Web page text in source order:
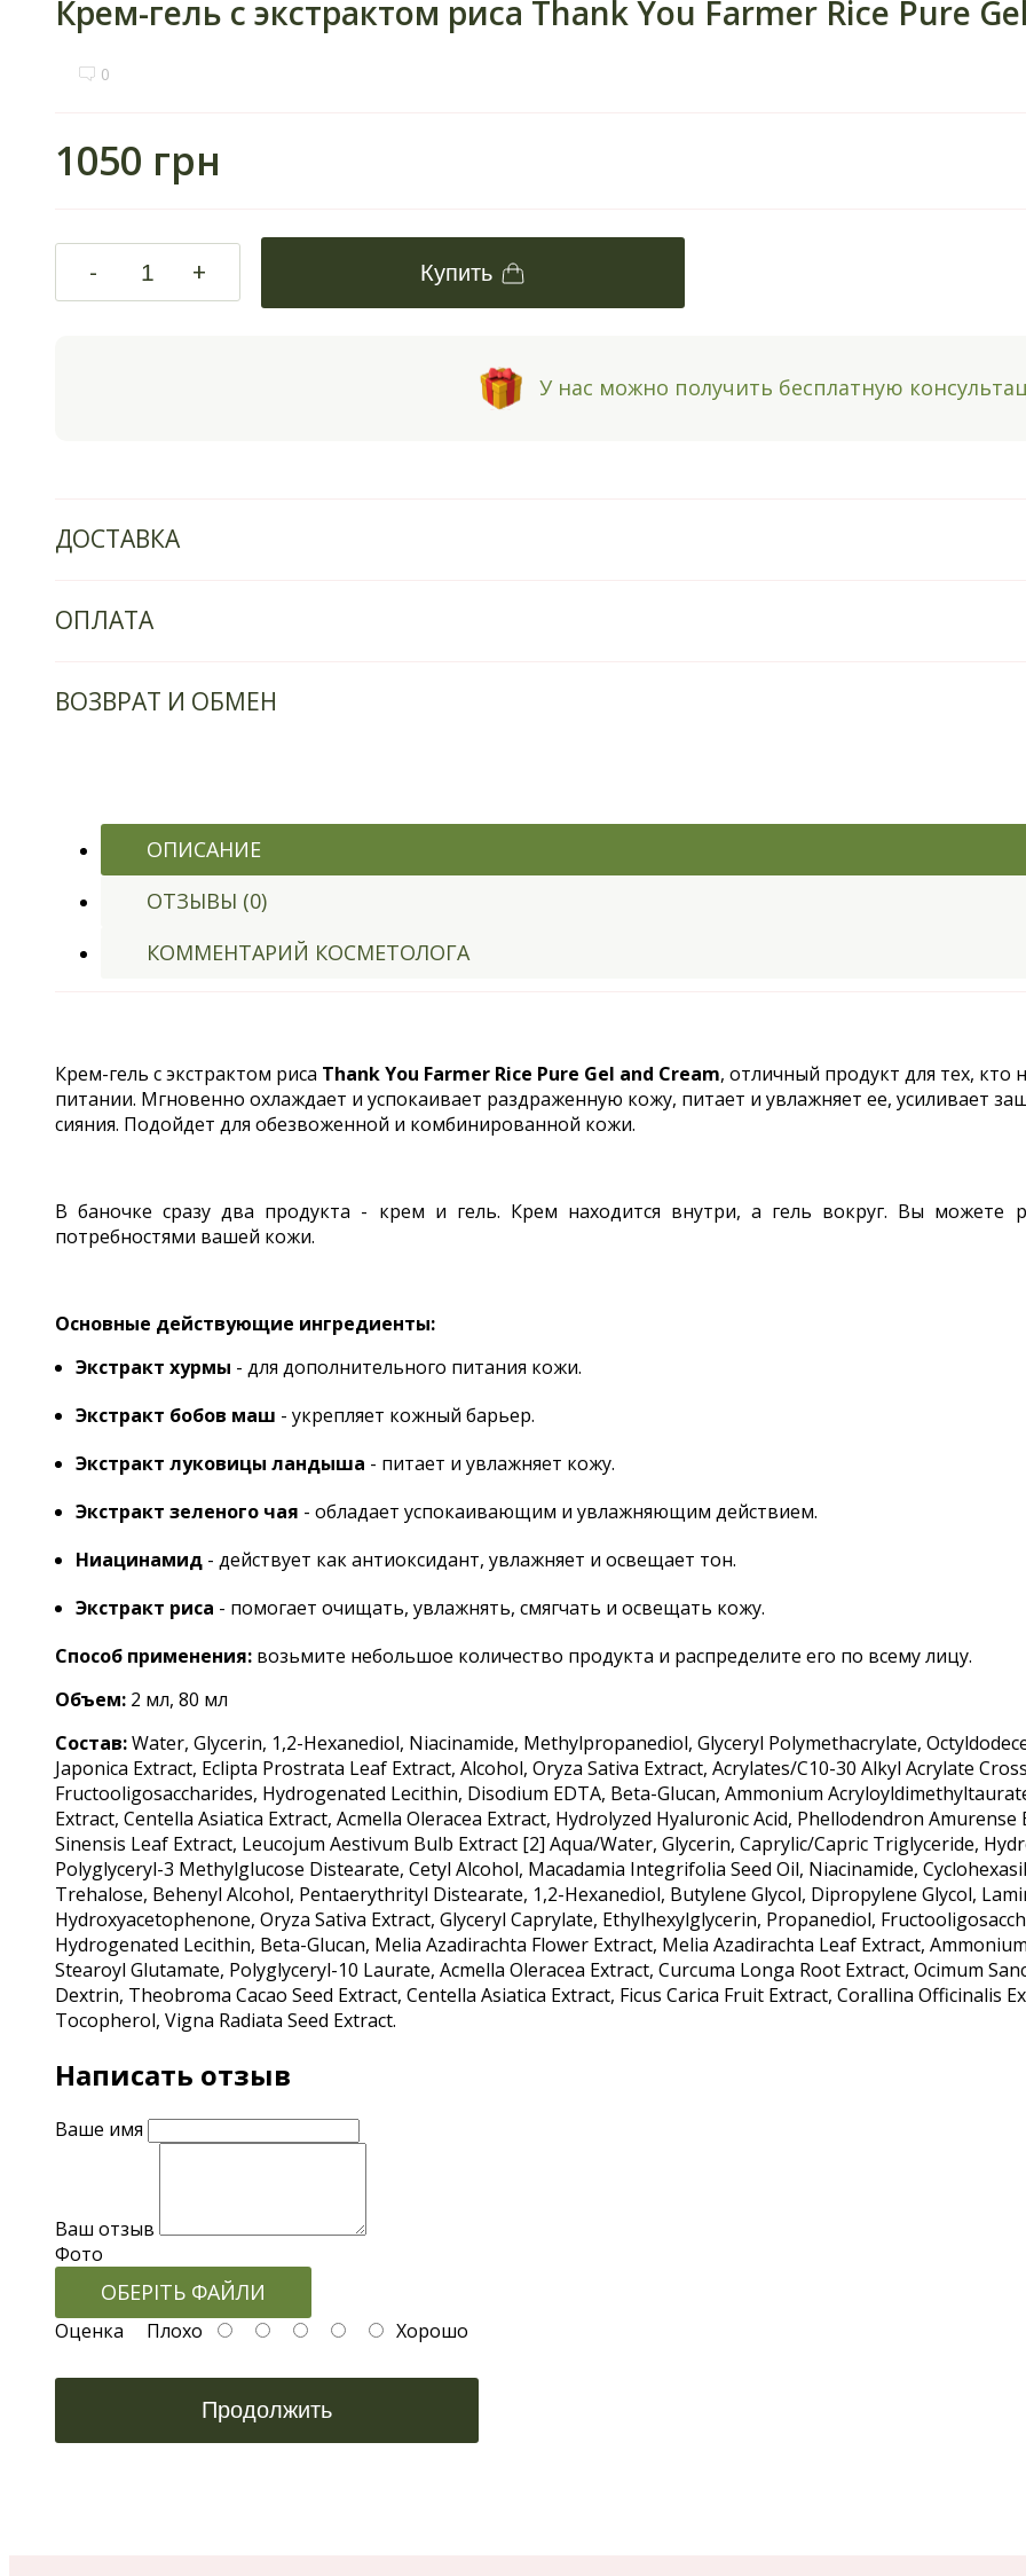
Крем-гель с экстрактом риса Thank You Farmer Rice Pure
0
1050 грн
- + Купить
У нас можно получить бесплатную
ДОСТАВКА
ОПЛАТА
ВОЗВРАТ И ОБМЕН
ОПИСАНИЕ
ОТЗЫВЫ (0)
КОММЕНТАРИЙ КОСМЕТОЛОГА
Крем-гель с экстрактом риса Thank You Farmer Rice Pure Gel and Cream, отличный продукт для тех,
питании. Мгновенно охлаждает и успокаивает раздраженную кожу, питает и увлажняет ее, усиливает
сияния. Подойдет для обезвоженной и комбинированной кожи.
В баночке сразу два продукта - крем и гель. Крем находится внутри, а гель вокруг. Вы можете
потребностями вашей кожи.
Основные действующие ингредиенты:
Экстракт хурмы - для дополнительного питания кожи.
Экстракт бобов маш - укрепляет кожный барьер.
Экстракт луковицы ландыша - питает и увлажняет кожу.
Экстракт зеленого чая - обладает успокаивающим и увлажняющим действием.
Ниацинамид - действует как антиоксидант, увлажняет и освещает тон.
Экстракт риса - помогает очищать, увлажнять, смягчать и освещать кожу.
Способ применения: возьмите небольшое количество продукта и распределите его по всему лицу.
Объем: 2 мл, 80 мл
Состав:Water, Glycerin, 1,2-Hexanediol, Niacinamide, Methylpropanediol, Glyceryl Polymethacrylate,
Japonica Extract, Eclipta Prostrata Leaf Extract, Alcohol, Oryza Sativa Extract, Acrylates/C10-30 Alkyl Acrylate
Fructooligosaccharides, Hydrogenated Lecithin, Disodium EDTA, Beta-Glucan, Ammonium
Extract, Centella Asiatica Extract, Acmella Oleracea Extract, Hydrolyzed Hyaluronic Acid, Phellodendron
Sinensis Leaf Extract, Leucojum Aestivum Bulb Extract [2] Aqua/Water, Glycerin, Caprylic/Capric Triglyceride,
Polyglyceryl-3 Methylglucose Distearate, Cetyl Alcohol, Macadamia Integrifolia Seed Oil, Niacinamide,
Trehalose, Behenyl Alcohol, Pentaerythrityl Distearate, 1,2-Hexanediol, Butylene Glycol, Dipropylene Glycol,
Hydroxyacetophenone, Oryza Sativa Extract, Glyceryl Caprylate, Ethylhexylglycerin, Propanediol,
Hydrogenated Lecithin, Beta-Glucan, Melia Azadirachta Flower Extract, Melia Azadirachta Leaf Extract,
Stearoyl Glutamate, Polyglyceryl-10 Laurate, Acmella Oleracea Extract, Curcuma Longa Root Extract, Ocimum
Dextrin, Theobroma Cacao Seed Extract, Centella Asiatica Extract, Ficus Carica Fruit Extract, Corallina Officinalis
Tocopherol, Vigna Radiata Seed Extract.
Написать отзыв
Ваше имя
Ваш отзыв
Фото
ОБЕРІТЬ ФАЙЛИ
Оценка Плохо Хорошо
Продолжить